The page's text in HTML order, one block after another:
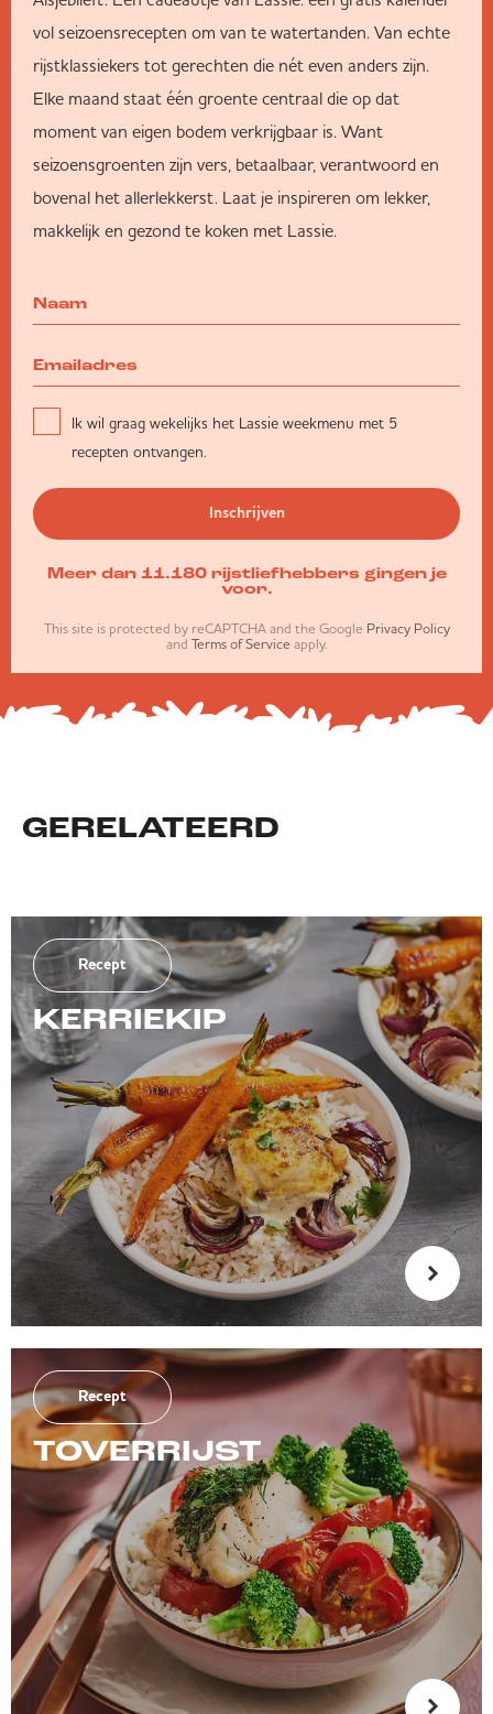
vol seizoensrecepten om van te watertanden. Van echte
rijstklassiekers tot gerechten die nét even anders zijn.
Elke maand staat één groente centraal die op dat
moment van eigen bodem verkrijgbaar is. Want
seizoensgroenten zijn vers, betaalbaar, verantwoord en
bovenal het allerlekkerst. Laat je inspireren om lekker,
makkelijk en gezond te koken met Lassie.
Ik wil graag wekelijks het Lassie weekmenu met 5
recepten ontvangen.
Inschrijven
Meer dan 11.180 rijstliefhebbers gingen je
voor.
This site is protected by reCAPTCHA and the Google Privacy Policy
and Terms of Service apply.
GERELATEERD
Recept
KERRIEKIP
Recept
TOVERRIJST